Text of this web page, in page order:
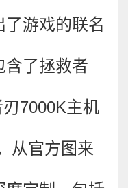
游戏的联名
含了拯救者
7000K主机
从官方图来